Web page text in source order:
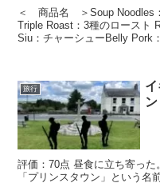
＜ 商品名 ＞Soup Noodles
Triple Roast：3種のロースト
Siu：チャーシューBelly Pork
旅行
評価：70点 昼食に立ち寄っ
「プリンスタウン」という名